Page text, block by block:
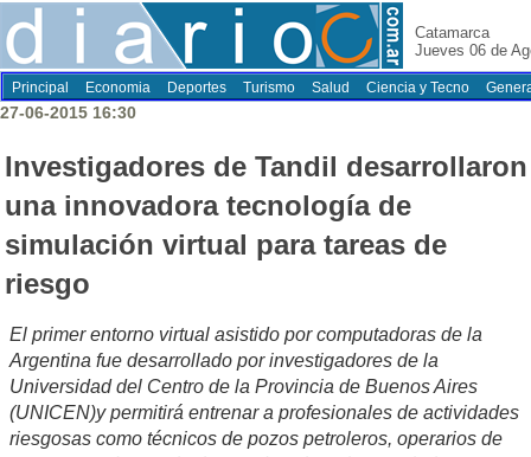
Catamarca
Jueves 06 de
Principal Economia Deportes Turismo Salud Ciencia y Tecno
27-06-2015 16:30
Investigadores de Tandil desarrollaron
una innovadora tecnología de
simulación virtual para tareas de
riesgo
El primer entorno virtual asistido por computadoras de la
Argentina fue desarrollado por investigadores de la
Universidad del Centro de la Provincia de Buenos Aires
(UNICEN)y permitirá entrenar a profesionales de actividades
riesgosas como técnicos de pozos petroleros, operarios de